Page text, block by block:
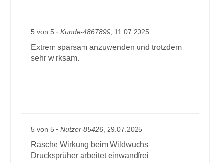
5 von 5 - Kunde-4867899 , 11.07.2025
Extrem sparsam anzuwenden und trotzdem
sehr wirksam.
5 von 5 - Nutzer-85426 , 29.07.2025
Rasche Wirkung beim Wildwuchs
Drucksprüher arbeitet einwandfrei